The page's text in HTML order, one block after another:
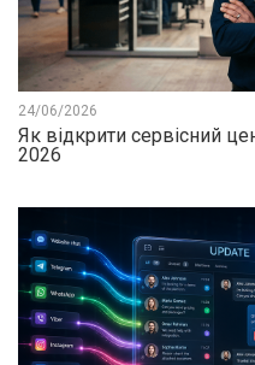
24/06/2026
Як відкрити сервісний
2026